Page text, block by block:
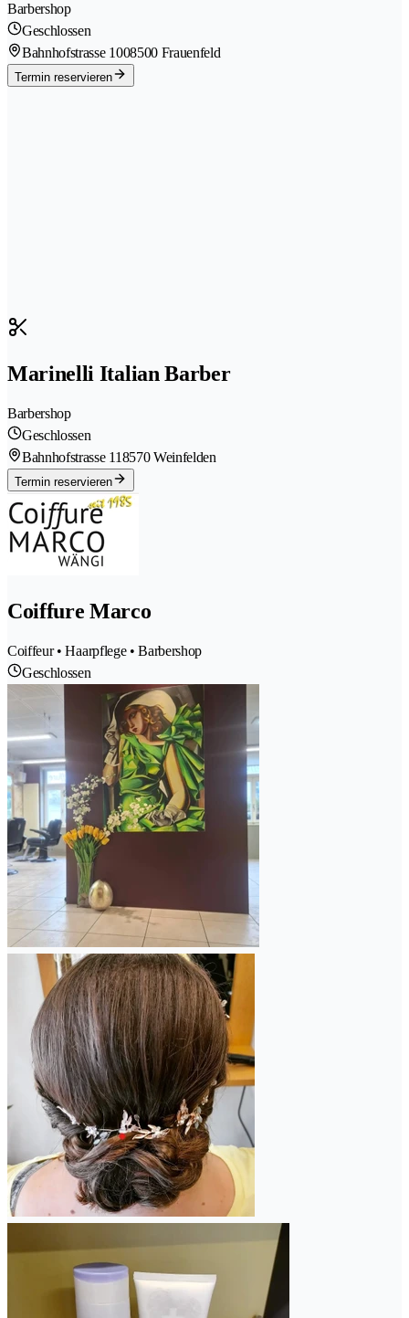
Barbershop
Geschlossen
Bahnhofstrasse 1008500 Frauenfeld
Termin reservieren
Marinelli Italian Barber
Barbershop
Geschlossen
Bahnhofstrasse 118570 Weinfelden
Termin reservieren
Coiffure Marco
Coiffeur • Haarpflege • Barbershop
Geschlossen